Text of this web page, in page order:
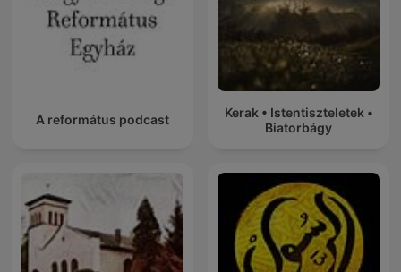
A református podcast
Kerak • Istentiszteletek •
Biatorbágy